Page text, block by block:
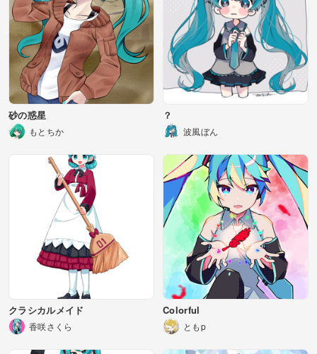
砂の惑星
もとちか
？
波風ぼん
クラシカルメイド
香咲さくら
Colorful
ともp